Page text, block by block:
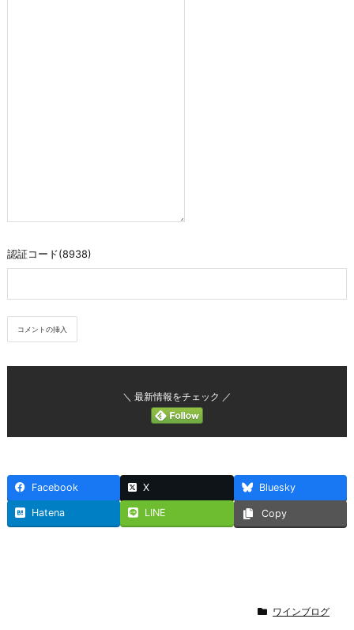
認証コード(8938)
＼ 最新情報をチェック ／
Facebook X Bluesky
Hatena LINE Copy
ワインブログ